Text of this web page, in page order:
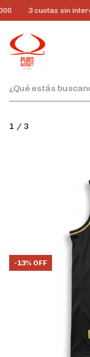
3 cuotas sin
1 / 3
-13% OFF